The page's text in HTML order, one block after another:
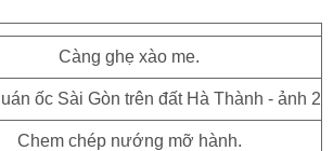
Càng ghẹ xào me.
Chem chép nướng mỡ hành.